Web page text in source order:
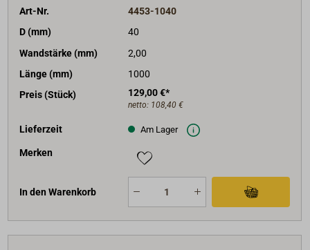
Art-Nr.
4453-1040
D (mm)
40
Wandstärke (mm)
2,00
Länge (mm)
1000
Preis (Stück)
129,00 €*
netto: 108,40 €
Lieferzeit Am Lager
Merken
In den Warenkorb